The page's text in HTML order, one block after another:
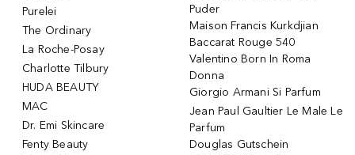
Purelei
The Ordinary
La Roche-Posay
Charlotte Tilbury
HUDA BEAUTY
MAC
Dr. Emi Skincare
Fenty Beauty
Puder
Maison Francis Kurkdjian
Baccarat Rouge 540
Valentino Born In Roma
Donna
Giorgio Armani Si Parfum
Jean Paul Gaultier Le Male Le
Parfum
Douglas Gutschein